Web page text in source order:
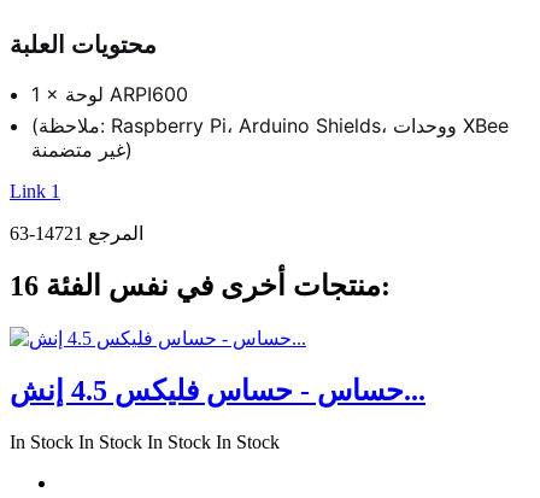
محتويات العلبة
1 × لوحة ARPI600
(ملاحظة: Raspberry Pi، Arduino Shields، ووحدات XBee
غير متضمنة)
Link 1
المرجع 14721-63
16 منتجات أخرى في نفس الفئة:
حساس - حساس فليكس 4.5 إنش...
In Stock In Stock In Stock In Stock